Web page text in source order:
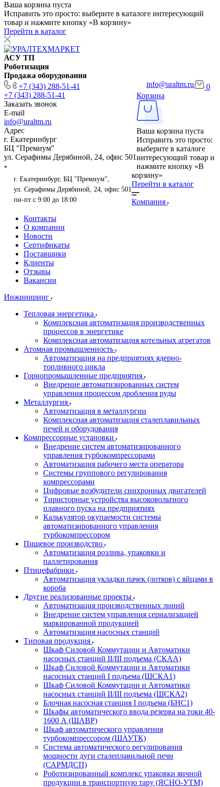
Ваша корзина пуста
Исправить это просто: выберите в каталоге интересующий
товар и нажмите кнопку «В корзину»
Перейти в каталог
АСУ ТП
Роботизация
Продажа оборудования
+7 (343) 288-51-41
+7 (343) 288-51-41
Заказать звонок
E-mail
info@uraltm.ru
Адрес
г. Екатеринбург
БЦ "Премиум"
ул. Серафимы Дерябиной, 24, офис 501
info@uraltm.ru
г. Екатеринбург, БЦ "Премиум",
ул. Серафимы Дерябиной, 24, офис 501
пн-пт с 9:00 до 18:00
0
Корзина
Ваша корзина пуста
Исправить это просто:
выберите в каталоге
интересующий товар и
нажмите кнопку «В
корзину»
Перейти в каталог
Компания
Контакты
О компании
Новости
Сертификаты
Поставщики
Клиенты
Отзывы
Вакансии
Инжиниринг
Тепловая энергетика
Комплексная автоматизация производственных
процессов в энергетике
Комплексная автоматизация котельных агрегатов
Атомная промышленность
Автоматизация на предприятиях ядерно-
топливного цикла
Горнопромышленные предприятия
Внедрение автоматизированных систем
управления процессом дробления руды
Металлургия
Автоматизация в металлургии
Комплексная автоматизация сталеплавильных
печей и оборудования
Компрессорные установки
Внедрение систем автоматизированного
управления турбокомпрессорами
Автоматизация рабочего места оператора
Системы группового регулирования
компрессорами
Цифровые возбудители синхронных двигателей
Тиристорные устройства высоковольтного
плавного пуска на предприятиях
Калькулятор окупаемости системы
автоматизированного управления
турбокомпрессором
Пищевое производство
Автоматизация розлива, упаковки и
паллетирования
Птицефабрики
Автоматизация укладки пачек (лотков) с яйцами в
короба
Другие реализованные проекты
Автоматизация производственных линий
Внедрение систем управления сериализацией
маркированной продукцией
Автоматизация насосных станций
Типовая продукция
Шкаф Силовой Коммутации и Автоматики
насосных станций II/III подъема (СКАА)
Шкаф Силовой Коммутации и Автоматики
насосных станций I подъема (ШСКА1)
Шкаф Силовой Коммутации и Автоматики
насосных станций II/III подъема (ШСКА2)
Блочная насосная станция I подъема (БНС1)
Шкафы автоматического ввода резерва на токи 40-
1600 А (ШАВР)
Шкаф автоматического управления
турбокомпрессором (ШАУТК)
Система автоматического регулирования
мощности дуги сталеплавильной печи
(САРМДСП)
Роботизированный комплекс упаковки яичной
продукции в транспортную тару (ЯСНО-УТМ)